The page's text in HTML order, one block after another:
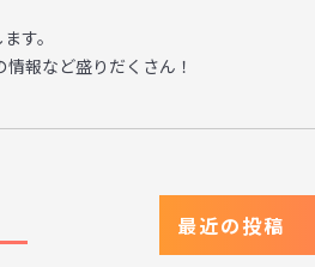
す。
情報など盛りだくさん！
最近の投稿